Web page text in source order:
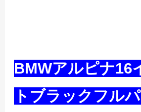
BMWアルピナ16
トブラックフル